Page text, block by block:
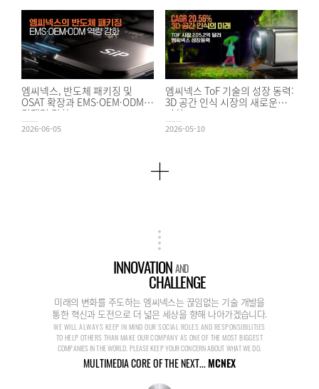
엠씨넥스, 반도체 패키징 및
OSAT 확장과 EMS·OEM·ODM
경쟁력 강화
2026-06-05
엠씨넥스 ToF 기술의 성장 동력:
3D 공간 인식 시장의 새로운
기회
2026-05-10
INNOVATIONAND
CHALLENGE
미래의 변화를 주도하는 엠씨넥스는 끊임없는 기술 개발을
통한 혁신과 도전으로 더 넓은 세상을 향해 나아가겠습니다.
WE WILL ALWAYS KEEP IN MIND OUR SOCIAL ROLES AND RESPONSIBILITIES
TO HELP OTHERS THAN MAKE OUR COMPANY AS ONE OF THE MOST BIGGEST
COMPANIES IN THE WORLD. PLEASE KEEP YOUR CONCERN ABOUT WHAT WE DO.
MULTIMEDIA CORE OF THE NEXT...MCNEX